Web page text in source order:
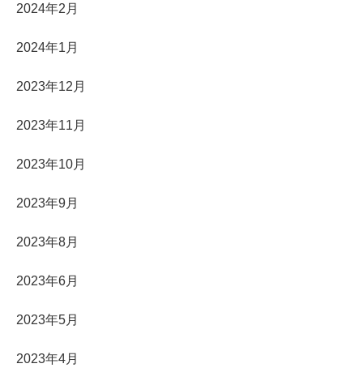
2024年2月
2024年1月
2023年12月
2023年11月
2023年10月
2023年9月
2023年8月
2023年6月
2023年5月
2023年4月